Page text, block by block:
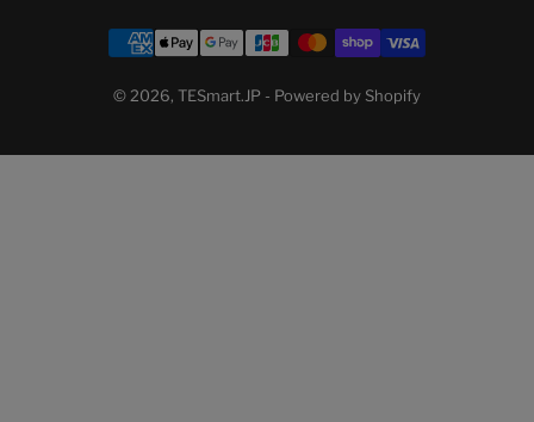
地
© 2026, TESmart.JP - Powered by Shopify
お
支
い